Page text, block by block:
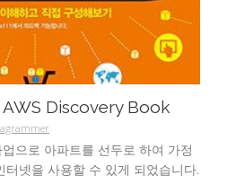
Discovery Book
으로 아파트를 선두로 하여 가정
넷을 사용할 수 있게 되었습니다.